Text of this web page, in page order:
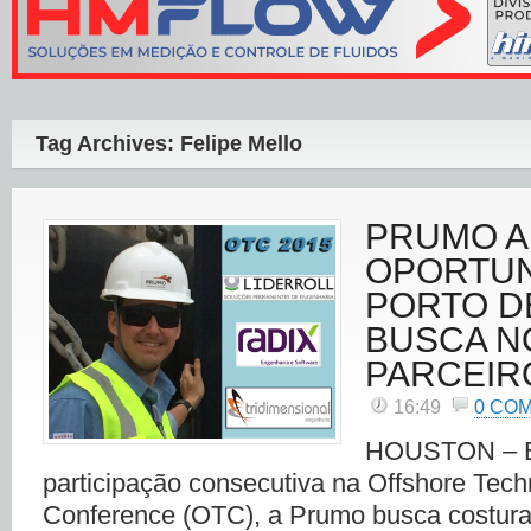
Tag Archives: Felipe Mello
PRUMO
PORTO
BUSCA
16:49 0
HOUSTON –
participação consecutiva na Offshore
Conference (OTC), a Prumo busca